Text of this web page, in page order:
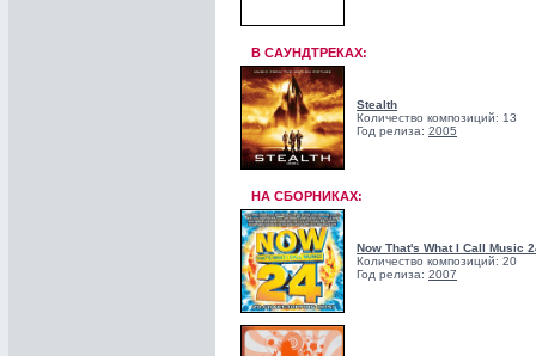
В САУНДТРЕКАХ:
Stealth
Количество композиций: 13
Год релиза: 2005
НА СБОРНИКАХ:
Now That's What I Call Music
Количество композиций: 20
Год релиза: 2007